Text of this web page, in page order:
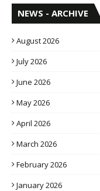
NEWS - ARCHIVE
August 2026
July 2026
June 2026
May 2026
April 2026
March 2026
February 2026
January 2026